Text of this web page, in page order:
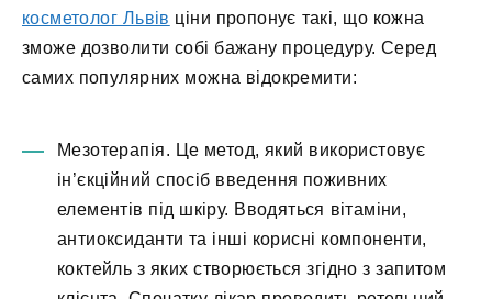
косметолог Львів ціни пропонує такі, що кожна
зможе дозволити собі бажану процедуру. Серед
самих популярних можна відокремити:
Мезотерапія. Це метод, який використовує
ін’єкційний спосіб введення поживних
елементів під шкіру. Вводяться вітаміни,
антиоксиданти та інші корисні компоненти,
коктейль з яких створюється згідно з запитом